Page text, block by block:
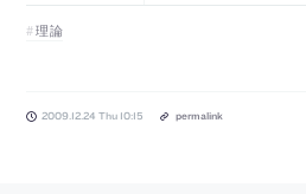
理論
2009.12.24 Thu 10:15 permalink